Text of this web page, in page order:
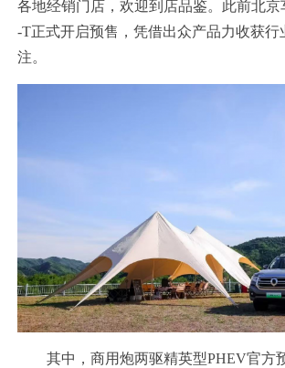
各地经销门店，欢迎到店品鉴。此前北
-T正式开启预售，凭借出众产品力收获行
注。
其中，商用炮两驱精英型PHEV官方